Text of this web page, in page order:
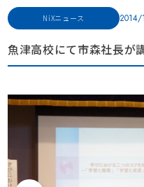
NiXニュース 2014/
魚津高校にて市森社長が